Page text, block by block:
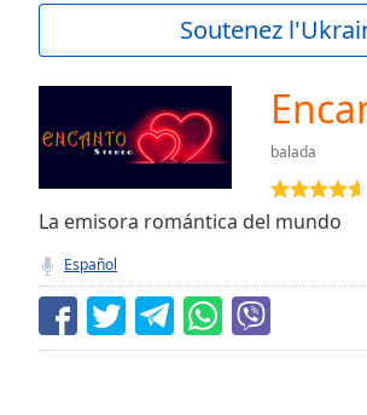
Current
Duration-:-
0.00%
Stream
TypeLIVE
live,
currently
behind
LIVE
Remaining
Soutenez
balada
La emisora romántica del mundo
Español